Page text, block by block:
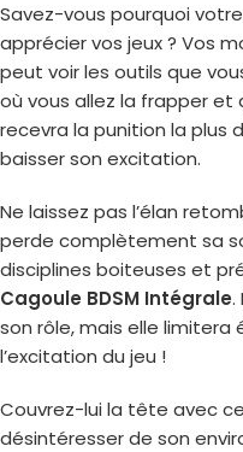
Savez-vous pourquoi
apprécier vos jeux ? Vos
peut voir les outils que
où vous allez la frapper et
recevra la punition la plus
baisser son excitation.
Ne laissez pas l’élan
perde complètement sa
disciplines boiteuses et
Cagoule BDSM Intégrale.
son rôle, mais elle limitera
l’excitation du jeu !
Couvrez-lui la tête avec
désintéresser de son